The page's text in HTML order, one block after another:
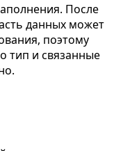
После
данных может
поэтому
тип и связанные